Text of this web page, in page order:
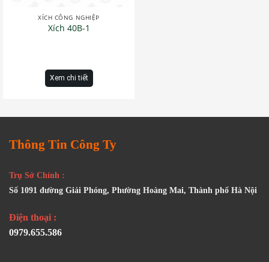
XÍCH CÔNG NGHIỆP
Xích 40B-1
Xem chi tiết
Thông Tin Công Ty
Trụ Sở Chính :
Số 1091 đường Giải Phóng, Phường Hoàng Mai, Thành phố Hà Nội
Điện thoại :
0979.655.586